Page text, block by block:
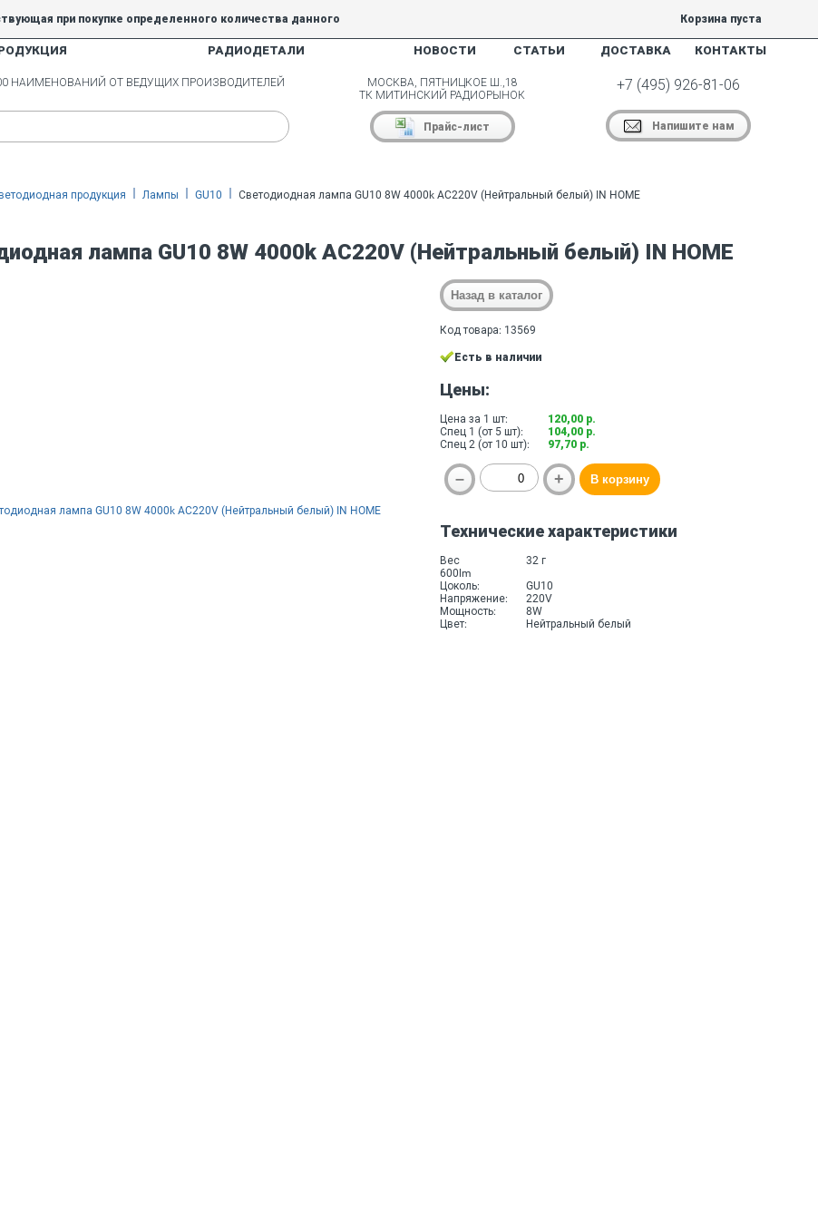
при покупке определенного количества данного
и 10% не действуют.
Корзина пуста
РАДИОДЕТАЛИ НОВОСТИ СТАТЬИ ДОСТАВКА КОНТАКТЫ
НАИМЕНОВАНИЙ ОТ ВЕДУЩИХ ПРОИЗВОДИТЕЛЕЙ
МОСКВА, ПЯТНИЦКОЕ Ш.,18
ТК МИТИНСКИЙ РАДИОРЫНОК
Прайс-лист
+7 (495) 926-81-06
Напишите нам
продукция Лампы GU10 Светодиодная лампа GU10 8W 4000k AC220V (Нейтральный белый) IN HOME
лампа GU10 8W 4000k AC220V (Нейтральный белый) IN HOME
Код товара: 13569
Есть в наличии
Цены:
Цена за 1 шт:
120,00 р.
Спец 1 (от 5 шт):
104,00 р.
Спец 2 (от 10 шт):
97,70 р.
Технические характеристики
Вес
32 г
600lm
Цоколь:
GU10
Напряжение:
220V
Мощность:
8W
Цвет:
Нейтральный белый